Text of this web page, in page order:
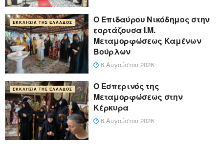
ΕΚΚΛΗΣΊΑ ΤΗΣ ΕΛΛΆΔΟΣ
Ο Επιδαύρου Νικόδημος στην
εορτάζουσα Ι.Μ.
Μεταμορφώσεως Καμένων
Βούρλων
6 Αυγούστου 2026
ΕΚΚΛΗΣΊΑ ΤΗΣ ΕΛΛΆΔΟΣ
Ο Εσπερινός της
Μεταμορφώσεως στην
Κέρκυρα
6 Αυγούστου 2026